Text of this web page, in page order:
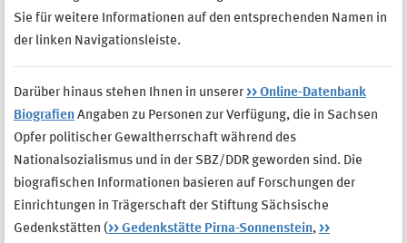
Sie für weitere Informationen auf den entsprechenden Namen in
der linken Navigationsleiste.
Darüber hinaus stehen Ihnen in unserer >> Online-Datenbank
Biografien Angaben zu Personen zur Verfügung, die in Sachsen
Opfer politischer Gewaltherrschaft während des
Nationalsozialismus und in der SBZ/DDR geworden sind. Die
biografischen Informationen basieren auf Forschungen der
Einrichtungen in Trägerschaft der Stiftung Sächsische
Gedenkstätten (>> Gedenkstätte Pirna-Sonnenstein, >>